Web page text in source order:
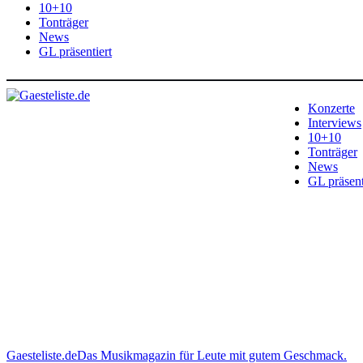
10+10
Tonträger
News
GL präsentiert
Konzerte
Interviews
10+10
Tonträger
News
GL
Gaesteliste.deDas Musikmagazin für Leute mit gutem Geschmack.